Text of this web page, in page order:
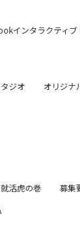
インタラクティブ
ジオ オリジナ
就活虎の巻
募集